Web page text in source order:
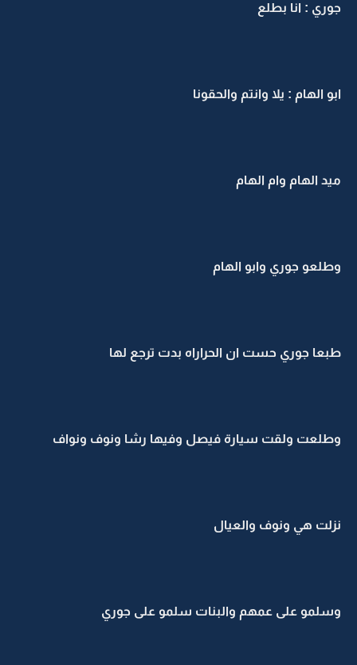
جوري : انا بطلع
ابو الهام : يلا وانتم والحقونا
ميد الهام وام الهام
وطلعو جوري وابو الهام
طبعا جوري حست ان الحراراه بدت ترجع لها
وطلعت ولقت سيارة فيصل وفيها رشا ونوف ونواف
نزلت هي ونوف والعيال
وسلمو على عمهم والبنات سلمو على جوري